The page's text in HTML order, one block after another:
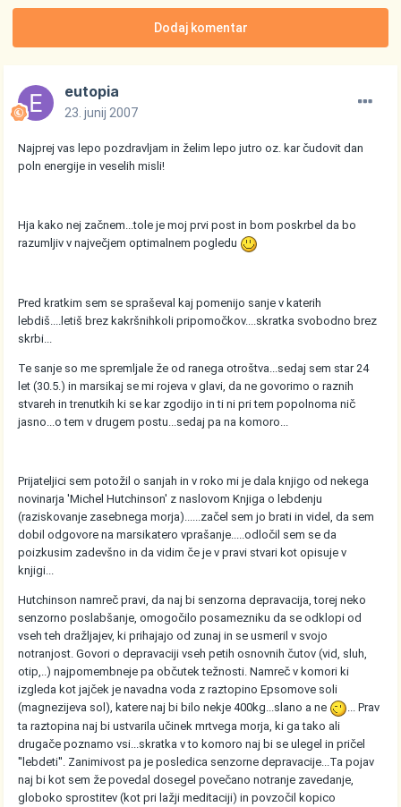
Dodaj komentar
eutopia
23. junij 2007
Najprej vas lepo pozdravljam in želim lepo jutro oz. kar čudovit dan
poln energije in veselih misli!
Hja kako nej začnem...tole je moj prvi post in bom poskrbel da bo
razumljiv v največjem optimalnem pogledu
Pred kratkim sem se spraševal kaj pomenijo sanje v katerih
lebdiš....letiš brez kakršnihkoli pripomočkov....skratka svobodno brez
skrbi...
Te sanje so me spremljale že od ranega otroštva...sedaj sem star 24
let (30.5.) in marsikaj se mi rojeva v glavi, da ne govorimo o raznih
stvareh in trenutkih ki se kar zgodijo in ti ni pri tem popolnoma nič
jasno...o tem v drugem postu...sedaj pa na komoro...
Prijateljici sem potožil o sanjah in v roko mi je dala knjigo od nekega
novinarja 'Michel Hutchinson' z naslovom Knjiga o lebdenju
(raziskovanje zasebnega morja)......začel sem jo brati in videl, da sem
dobil odgovore na marsikatero vprašanje.....odločil sem se da
poizkusim zadevšno in da vidim če je v pravi stvari kot opisuje v
knjigi...
Hutchinson namreč pravi, da naj bi senzorna depravacija, torej neko
senzorno poslabšanje, omogočilo posamezniku da se odklopi od
vseh teh dražljajev, ki prihajajo od zunaj in se usmeril v svojo
notranjost. Govori o depravaciji vseh petih osnovnih čutov (vid, sluh,
otip,..) najpomembneje pa občutek težnosti. Namreč v komori ki
izgleda kot jajček je navadna voda z raztopino Epsomove soli
(magnezijeva sol), katere naj bi bilo nekje 400kg...slano a ne
... Prav
ta raztopina naj bi ustvarila učinek mrtvega morja, ki ga tako ali
drugače poznamo vsi...skratka v to komoro naj bi se ulegel in pričel
''lebdeti''. Zanimivost pa je posledica senzorne depravacije...Ta pojav
naj bi kot sem že povedal dosegel povečano notranje zavedanje,
globoko sprostitev (kot pri lažji meditaciji) in povzočil kopico